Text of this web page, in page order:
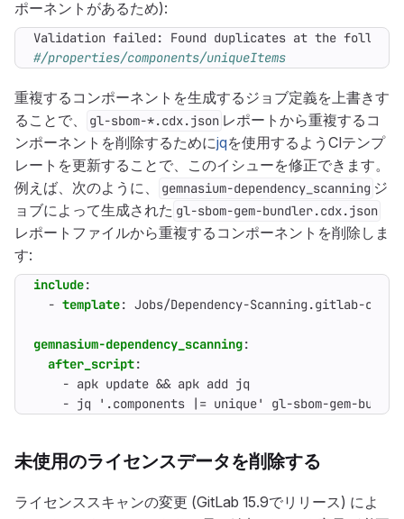
ポーネントがあるため):
Validation failed: Found duplicates at the
#/properties/components/uniqueItems
重複するコンポーネントを生成するジョブ定義を上書きす
ることで、
gl-sbom-*.cdx.json レポートから重複するコ
ンポーネントを削除するためにjqを使用するようCIテンプ
レートを更新することで、このイシューを修正できます。
例えば、次のように、
gemnasium-dependency_scanning ジ
ョブによって生成された gl-sbom-gem-bundler.cdx.json
レポートファイルから重複するコンポーネントを削除しま
す:
include:
- template: Jobs/Dependency-Scanning.gitlab-
gemnasium-dependency_scanning:
after_script:
- apk update && apk add jq
- jq '.components |= unique' gl-sbom-gem-
未使用のライセンスデータを削除する
ライセンススキャンの変更 (GitLab 15.9でリリース) によ